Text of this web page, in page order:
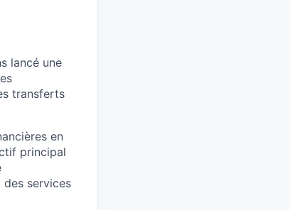
lancé une
transferts
en
principal
services